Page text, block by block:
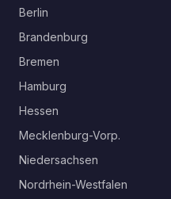
Berlin
Brandenburg
Bremen
Hamburg
Hessen
Mecklenburg-Vorp.
Niedersachsen
Nordrhein-Westfalen